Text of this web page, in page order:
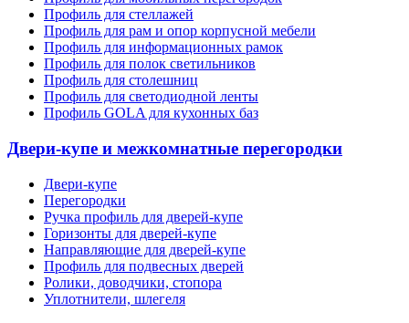
Профиль для стеллажей
Профиль для рам и опор корпусной мебели
Профиль для информационных рамок
Профиль для полок светильников
Профиль для столешниц
Профиль для светодиодной ленты
Профиль GOLA для кухонных баз
Двери-купе и межкомнатные перегородки
Двери-купе
Перегородки
Ручка профиль для дверей-купе
Горизонты для дверей-купе
Направляющие для дверей-купе
Профиль для подвесных дверей
Ролики, доводчики, стопора
Уплотнители, шлегеля